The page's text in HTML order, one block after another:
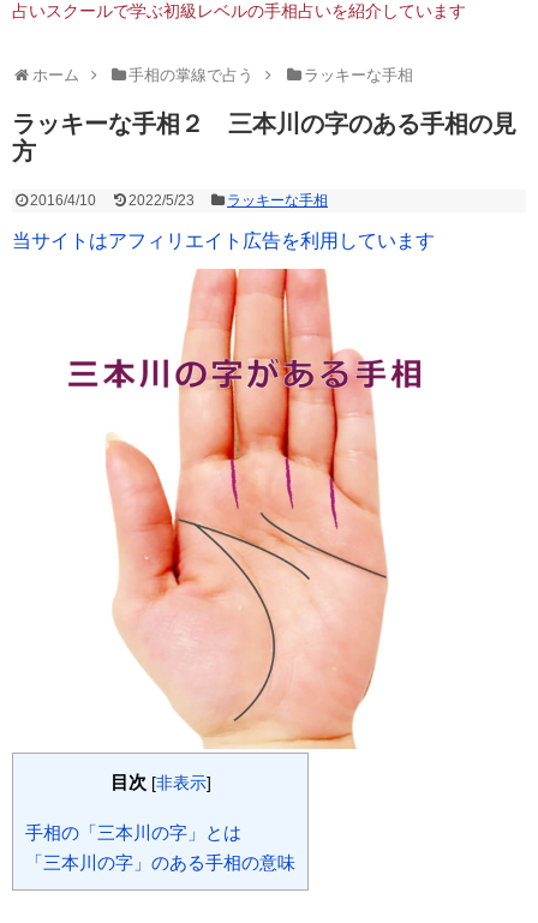
占いスクールで学ぶ初級レベルの手相占いを紹介しています
ホーム 手相の掌線で占う ラッキーな手相
ラッキーな手相２ 三本川の字のある手相の見
方
2016/4/10 2022/5/23 ラッキーな手相
当サイトはアフィリエイト広告を利用しています
目次 [非表示]
手相の「三本川の字」とは
「三本川の字」のある手相の意味